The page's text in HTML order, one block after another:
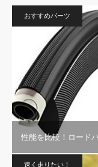
おすすめパーツ
性能を比較！ロード
速く走りたい！